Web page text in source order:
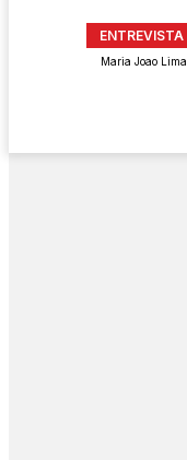
ENTREVISTA
Maria Joao Lima